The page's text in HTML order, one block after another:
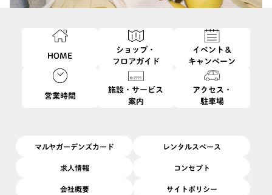
HOME
ショップ・
フロアガイド
イベント＆
キャンペーン
営業時間
施設・サービス
案内
アクセス・
駐車場
マルヤガーデンズカード レンタルスペース
求人情報 コンセプト
会社概要 サイトポリシー